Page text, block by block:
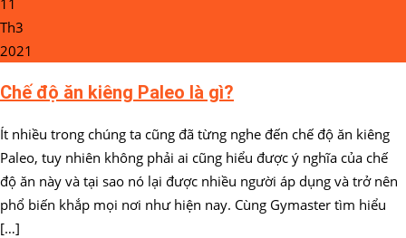
Th3
2021
Chế độ ăn kiêng Paleo là gì?
Ít nhiều trong chúng ta cũng đã từng nghe đến chế độ ăn kiêng
Paleo, tuy nhiên không phải ai cũng hiểu được ý nghĩa của chế
độ ăn này và tại sao nó lại được nhiều người áp dụng và trở nên
phổ biến khắp mọi nơi như hiện nay. Cùng Gymaster tìm hiểu
[…]